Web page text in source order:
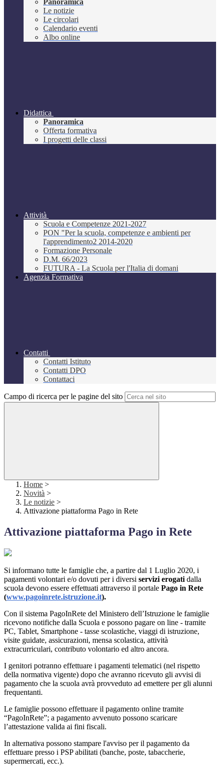
Panoramica
Le notizie
Le circolari
Calendario eventi
Albo online
Didattica
Panoramica
Offerta formativa
I progetti delle classi
Attività
Scuola e Competenze 2021-2027
PON "Per la scuola, competenze e ambienti per
l'apprendimento2 2014-2020
Formazione Personale
D.M. 66/2023
FUTURA - La Scuola per l'Italia di domani
Agenzia Formativa
Contatti
Contatti Istituto
Contatti DPO
Contattaci
Campo di ricerca per le pagine del sito
Home >
Novità >
Le notizie >
Attivazione piattaforma Pago in Rete
Attivazione piattaforma Pago in Rete
Si informano tutte le famiglie che, a partire dal 1 Luglio 2020, i
pagamenti volontari e/o dovuti per i diversi servizi erogati dalla
scuola devono essere effettuati attraverso il portale Pago in Rete
(www.pagoinrete.istruzione.it).
Con il sistema PagoInRete del Ministero dell’Istruzione le famiglie
ricevono notifiche dalla Scuola e possono pagare on line - tramite
PC, Tablet, Smartphone - tasse scolastiche, viaggi di istruzione,
visite guidate, assicurazioni, mensa scolastica, attività
extracurriculari, contributo volontario ed altro ancora.
I genitori potranno effettuare i pagamenti telematici (nel rispetto
della normativa vigente) dopo che avranno ricevuto gli avvisi di
pagamento che la scuola avrà provveduto ad emettere per gli alunni
frequentanti.
Le famiglie possono effettuare il pagamento online tramite
“PagoInRete”; a pagamento avvenuto possono scaricare
l’attestazione valida ai fini fiscali.
In alternativa possono stampare l'avviso per il pagamento da
effettuare presso i PSP abilitati (banche, poste, tabaccherie,
supermercati, ecc.).